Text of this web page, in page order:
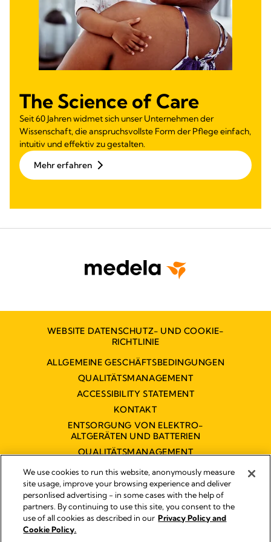
The Science of Care
Seit 60 Jahren widmet sich unser Unternehmen der
Wissenschaft, die anspruchsvollste Form der Pflege einfach,
intuitiv und effektiv zu gestalten.
Mehr erfahren
WEBSITE DATENSCHUTZ- UND COOKIE-
RICHTLINIE
ALLGEMEINE GESCHÄFTSBEDINGUNGEN
QUALITÄTSMANAGEMENT
ACCESSIBILITY STATEMENT
KONTAKT
ENTSORGUNG VON ELEKTRO-
ALTGERÄTEN UND BATTERIEN
QUALITÄTSMANAGEMENT
BARRIEREFREIHEITSERKLÄRUNG
Impressum
Rechtliche Hinweise
We use cookies to run this website, anonymously measure
site usage, improve your browsing experience and deliver
personlised advertising - in some cases with the help of
partners. By continuing to use this site, you consent to the
use of all cookies as described in our Privacy Policy and
Cookie Policy.